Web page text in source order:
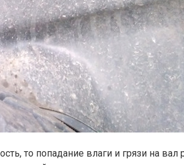
то попадание влаги и грязи на вал